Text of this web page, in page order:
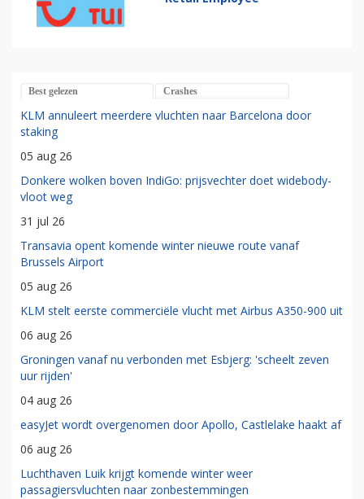
Best gelezen Crashes
KLM annuleert meerdere vluchten naar Barcelona door
staking
05 aug 26
Donkere wolken boven IndiGo: prijsvechter doet widebody-
vloot weg
31 jul 26
Transavia opent komende winter nieuwe route vanaf
Brussels Airport
05 aug 26
KLM stelt eerste commerciële vlucht met Airbus A350-900 uit
06 aug 26
Groningen vanaf nu verbonden met Esbjerg: 'scheelt zeven
uur rijden'
04 aug 26
easyJet wordt overgenomen door Apollo, Castlelake haakt af
06 aug 26
Luchthaven Luik krijgt komende winter weer
passagiersvluchten naar zonbestemmingen